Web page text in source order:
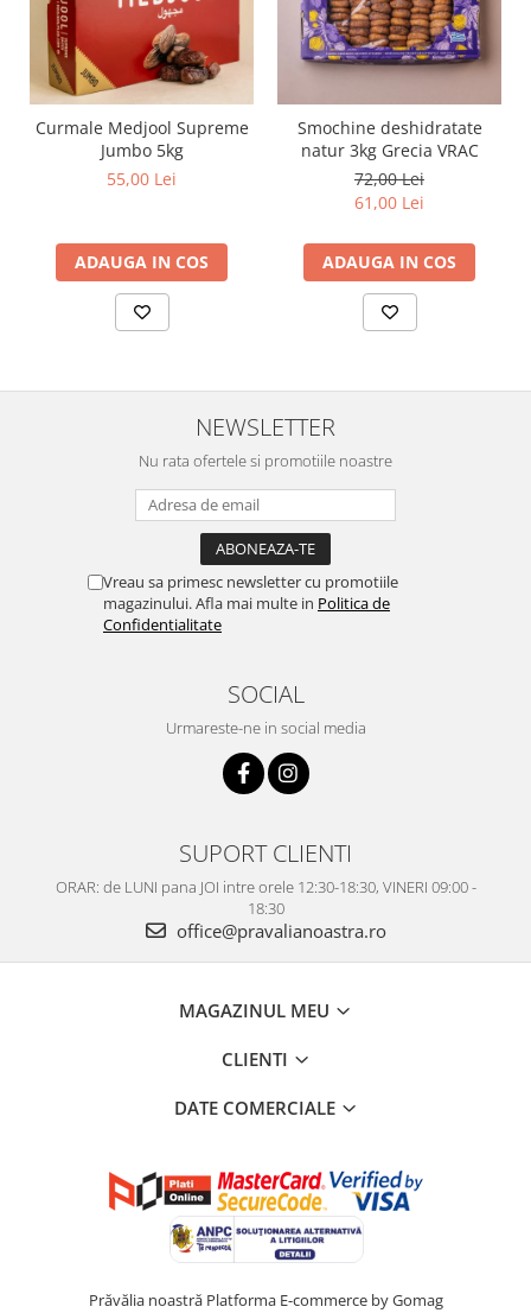
Curmale Medjool Supreme
Jumbo 5kg
55,00 Lei
ADAUGA IN COS
Smochine deshidratate
natur 3kg Grecia VRAC
72,00 Lei
61,00 Lei
ADAUGA IN COS
NEWSLETTER
Nu rata ofertele si promotiile noastre
Vreau sa primesc newsletter cu promotiile
magazinului. Afla mai multe in Politica de
Confidentialitate
SOCIAL
Urmareste-ne in social media
SUPORT CLIENTI
ORAR: de LUNI pana JOI intre orele 12:30-18:30, VINERI 09:00 -
18:30
office@pravalianoastra.ro
MAGAZINUL MEU
CLIENTI
DATE COMERCIALE
Prăvălia noastră Platforma E-commerce by Gomag